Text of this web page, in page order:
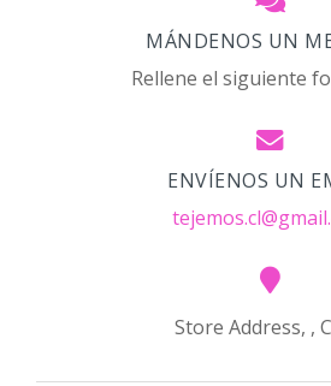
MÁNDENOS UN
Rellene el siguiente
ENVÍENOS UN
Store Address, ,